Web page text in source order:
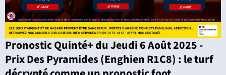
Pronostic Quinté+ du Jeudi 6 Août 2025 -
Prix Des Pyramides (Enghien R1C8) : le turf